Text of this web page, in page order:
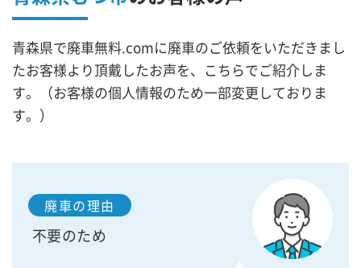
青森県で廃車無料.comに廃車のご依頼をいただきまし
たお客様より頂戴したお声を、こちらでご紹介しま
す。（お客様の個人情報のため一部変更しておりま
す。）
廃車の理由
不要のため